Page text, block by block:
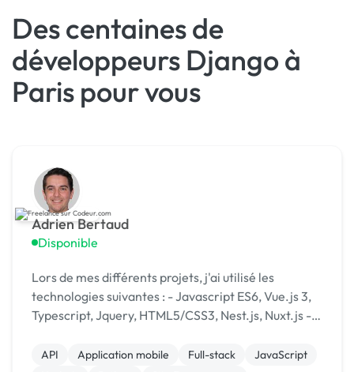
Des centaines de
développeurs Django à
Paris pour vous
Adrien Bertaud
Disponible
Lors de mes différents projets, j'ai utilisé les
technologies suivantes : - Javascript ES6, Vue.js 3,
Typescript, Jquery, HTML5/CSS3, Nest.js, Nuxt.js -
API Application mobile Full-stack
JavaScript